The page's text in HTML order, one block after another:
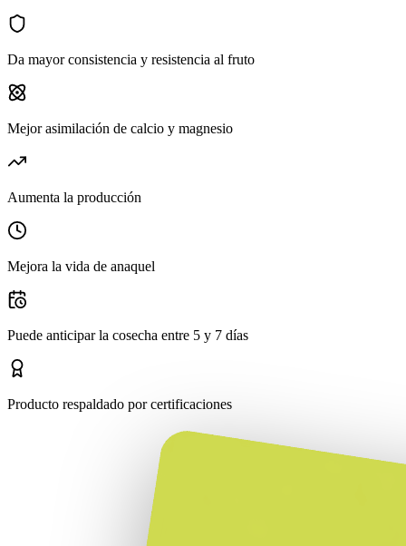
Da mayor consistencia y resistencia al fruto
Mejor asimilación de calcio y magnesio
Aumenta la producción
Mejora la vida de anaquel
Puede anticipar la cosecha entre 5 y 7 días
Producto respaldado por certificaciones